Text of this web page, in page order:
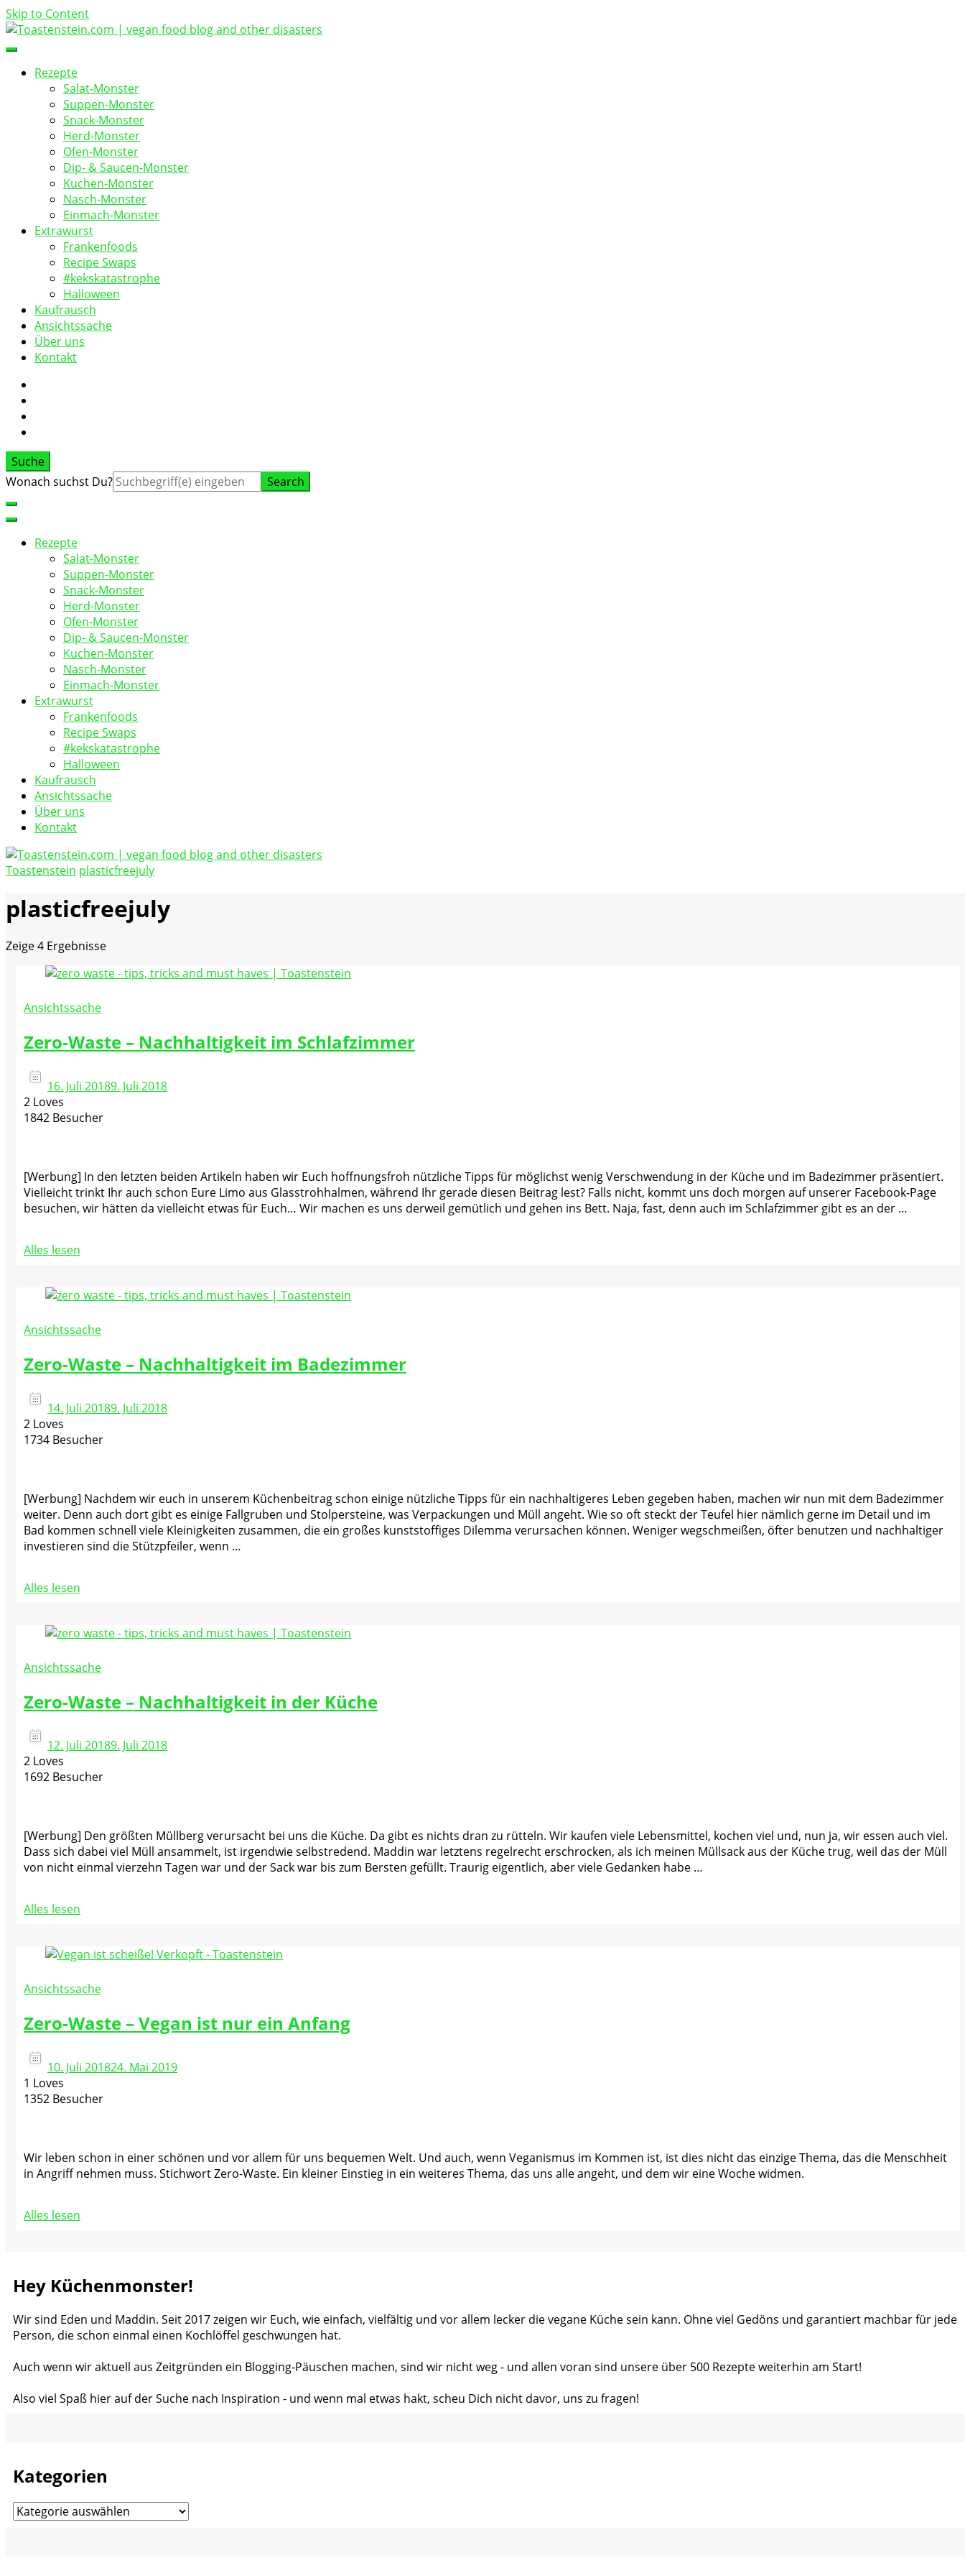
Skip to Content
Toastenstein.com
vegan food blog
Rezepte
Salat-Monster
Suppen-Monster
Snack-Monster
Herd-Monster
Ofen-Monster
Dip- & Saucen-Monster
Kuchen-Monster
Nasch-Monster
Einmach-Monster
Extrawurst
Frankenfoods
Recipe Swaps
#kekskatastrophe
Halloween
Kaufrausch
Ansichtssache
Über uns
Kontakt
Suche
Suche
Wonach suchst Du?
Rezepte
Salat-Monster
Suppen-Monster
Snack-Monster
Herd-Monster
Ofen-Monster
Dip- & Saucen-Monster
Kuchen-Monster
Nasch-Monster
Einmach-Monster
Extrawurst
Frankenfoods
Recipe Swaps
#kekskatastrophe
Halloween
Kaufrausch
Ansichtssache
Über uns
Kontakt
Toastenstein.com
vegan food blog
Toastenstein plasticfreejuly
plasticfreejuly
Zeige4 Ergebnisse
Ansichtssache
Zero-Waste – Nachhaltigkeit im Schlafzimmer
16. Juli 20189. Juli 2018
2 Loves
1842 Besucher
[Werbung] In den letzten beiden Artikeln haben wir Euch hoffnungsfroh nützliche Tipps für möglichst wenig Verschwendung in der Küche und im Badezimmer präsentiert.
Vielleicht trinkt Ihr auch schon Eure Limo aus Glasstrohhalmen, während Ihr gerade diesen Beitrag lest? Falls nicht, kommt uns doch morgen auf unserer Facebook-Page
besuchen, wir hätten da vielleicht etwas für Euch… Wir machen es uns derweil gemütlich und gehen ins Bett. Naja, fast, denn auch im Schlafzimmer gibt es an der …
Alles lesen
Ansichtssache
Zero-Waste – Nachhaltigkeit im Badezimmer
14. Juli 20189. Juli 2018
2 Loves
1734 Besucher
[Werbung] Nachdem wir euch in unserem Küchenbeitrag schon einige nützliche Tipps für ein nachhaltigeres Leben gegeben haben, machen wir nun mit dem Badezimmer
weiter. Denn auch dort gibt es einige Fallgruben und Stolpersteine, was Verpackungen und Müll angeht. Wie so oft steckt der Teufel hier nämlich gerne im Detail und im
Bad kommen schnell viele Kleinigkeiten zusammen, die ein großes kunststoffiges Dilemma verursachen können. Weniger wegschmeißen, öfter benutzen und nachhaltiger
investieren sind die Stützpfeiler, wenn …
Alles lesen
Ansichtssache
Zero-Waste – Nachhaltigkeit in der Küche
12. Juli 20189. Juli 2018
2 Loves
1692 Besucher
[Werbung] Den größten Müllberg verursacht bei uns die Küche. Da gibt es nichts dran zu rütteln. Wir kaufen viele Lebensmittel, kochen viel und, nun ja, wir essen auch viel.
Dass sich dabei viel Müll ansammelt, ist irgendwie selbstredend. Maddin war letztens regelrecht erschrocken, als ich meinen Müllsack aus der Küche trug, weil das der Müll
von nicht einmal vierzehn Tagen war und der Sack war bis zum Bersten gefüllt. Traurig eigentlich, aber viele Gedanken habe …
Alles lesen
Ansichtssache
Zero-Waste – Vegan ist nur ein Anfang
10. Juli 201824. Mai 2019
1 Loves
1352 Besucher
Wir leben schon in einer schönen und vor allem für uns bequemen Welt. Und auch, wenn Veganismus im Kommen ist, ist dies nicht das einzige Thema, das die Menschheit
in Angriff nehmen muss. Stichwort Zero-Waste. Ein kleiner Einstieg in ein weiteres Thema, das uns alle angeht, und dem wir eine Woche widmen.
Alles lesen
Hey Küchenmonster!
Wir sind Eden und Maddin. Seit 2017 zeigen wir Euch, wie einfach, vielfältig und vor allem lecker die vegane Küche sein kann. Ohne viel Gedöns und garantiert machbar für jede
Person, die schon einmal einen Kochlöffel geschwungen hat.
Auch wenn wir aktuell aus Zeitgründen ein Blogging-Päuschen machen, sind wir nicht weg - und allen voran sind unsere über 500 Rezepte weiterhin am Start!
Also viel Spaß hier auf der Suche nach Inspiration - und wenn mal etwas hakt, scheu Dich nicht davor, uns zu fragen!
Kategorien
Kategorien